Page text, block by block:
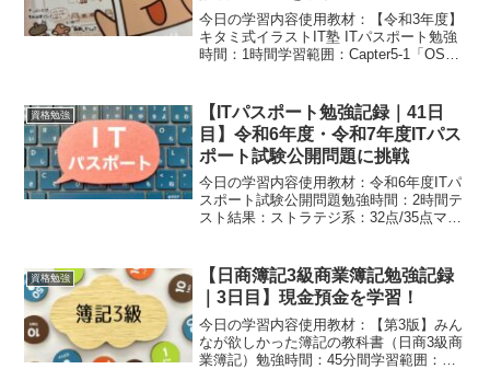
今日の学習内容使用教材：【令和3年度】
キタミ式イラストIT塾 ITパスポート勉強
時間：1時間学習範囲：Capter5-1「OSの
類」Capter6-...
資格勉強
【ITパスポート勉強記録｜41日
目】令和6年度・令和7年度ITパス
ポート試験公開問題に挑戦
今日の学習内容使用教材：令和6年度ITパ
スポート試験公開問題勉強時間：2時間テ
スト結果：ストラテジ系：32点/35点マネ
パスポート試験公開問題勉強時間：...
資格勉強
【日商簿記3級商業簿記勉強記録
｜3日目】現金預金を学習！
今日の学習内容使用教材：【第3版】みん
なが欲しかった簿記の教科書（日商3級商
業簿記）勉強時間：45分間学習範囲：